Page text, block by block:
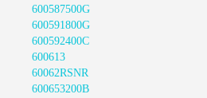
600587500G
600591800G
600592400C
600613
60062RSNR
600653200B